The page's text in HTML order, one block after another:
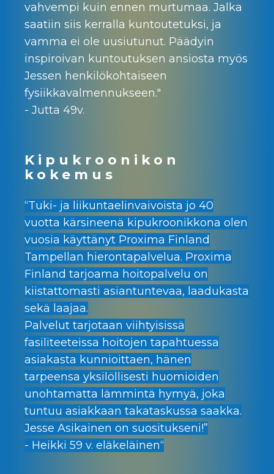
vahvempi kuin ennen murtumaa. Jalka
saatiin siis kerralla kuntoutetuksi, ja
vamma ei ole uusiutunut. Päädyin
inspiroivan kuntoutuksen ansiosta myös
Jessen henkilökohtaiseen
fysiikkavalmennukseen."
- Jutta 49v.
Kipukroonikon
kokemus
“Tuki- ja liikuntaelinvaivoista jo 40
vuotta kärsineenä kipukroonikkona olen
vuosia käyttänyt Proxima Finland
Tampellan hierontapalvelua. Proxima
Finland tarjoama hoitopalvelu on
kiistattomasti asiantuntevaa, laadukasta
sekä laajaa.
Palvelut tarjotaan viihtyisissä
fasiliteeteissa hoitojen tapahtuessa
asiakasta kunnioittaen, hänen
tarpeensa yksilöllisesti huomioiden
unohtamatta lämmintä hymyä, joka
tuntuu asiakkaan takataskussa saakka.
Jesse Asikainen on suositukseni!”
- Heikki 59 v. eläkeläinen“